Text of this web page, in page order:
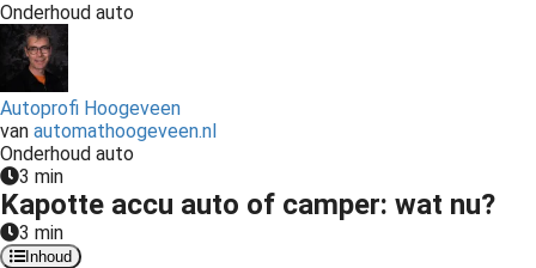
Onderhoud auto
Autoprofi Hoogeveen
van automathoogeveen.nl
Onderhoud auto
3 min
Kapotte accu auto of camper: wat nu?
3 min
Inhoud